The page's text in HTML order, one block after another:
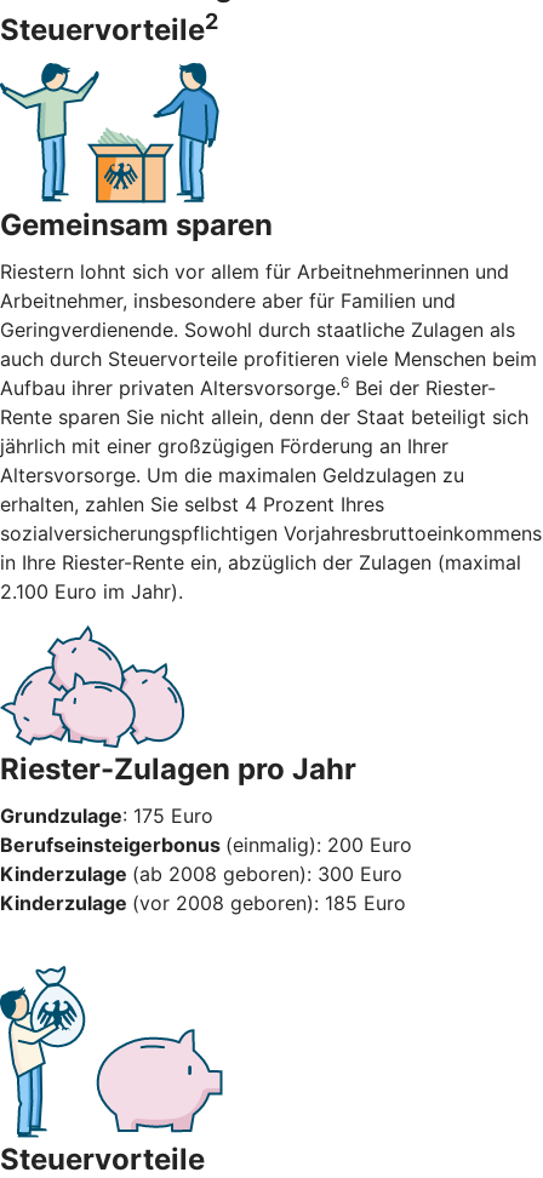
Steuervorteile2
Gemeinsam sparen
Riestern lohnt sich vor allem für Arbeitnehmerinnen und
Arbeitnehmer, insbesondere aber für Familien und
Geringverdienende. Sowohl durch staatliche Zulagen als
auch durch Steuervorteile profitieren viele Menschen beim
Aufbau ihrer privaten Altersvorsorge.6 Bei der Riester-
Rente sparen Sie nicht allein, denn der Staat beteiligt sich
jährlich mit einer großzügigen Förderung an Ihrer
Altersvorsorge. Um die maximalen Geldzulagen zu
erhalten, zahlen Sie selbst 4 Prozent Ihres
sozialversicherungspflichtigen Vorjahresbruttoeinkommens
in Ihre Riester-Rente ein, abzüglich der Zulagen (maximal
2.100 Euro im Jahr).
Riester-Zulagen pro Jahr
Grundzulage: 175 Euro
Berufseinsteigerbonus (einmalig): 200 Euro
Kinderzulage (ab 2008 geboren): 300 Euro
Kinderzulage (vor 2008 geboren): 185 Euro
Steuervorteile